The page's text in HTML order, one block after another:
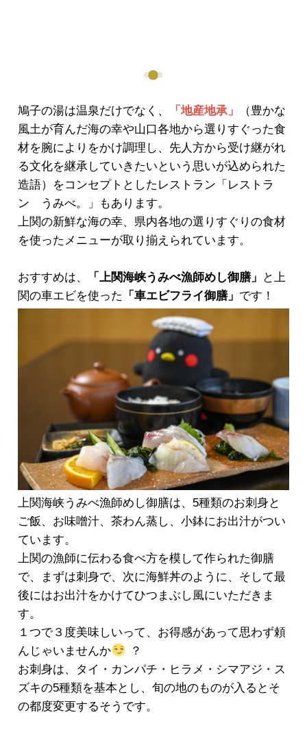
鳩子の湯は温泉だけでなく、 「地産地承」
（豊かな
風土が育んだ海の幸や山口各地から選りすぐった食
材を腕によりをかけ調理し、先人方から受け継がれ
る文化を継承していきたいという思いが込められた
造語）をコンセプトとしたレストラン「レストラ
ン うみべ。」もあります。
上関の新鮮な海の幸、県内各地の選りすぐりの食材
を使ったメニューが取り揃えられています。
おすすめは、 「上関海峡うみべ漁師めし御膳」
と上
関の車エビを使った 「車エビフライ御膳」 です！
上関海峡うみべ漁師めし御膳は、5種類のお刺身と
ご飯、お味噌汁、茶わん蒸し、小鉢にお出汁がつい
ています。
上関の漁師に伝わる食べ方を模して作られた御膳
で、まずは刺身で、次に海鮮丼のように、そして最
後にはお出汁をかけてひつまぶし風にいただきま
す。
１つで３度美味しいって、お得感があって思わず頼
んじゃいませんか
？
お刺身は、タイ・カンパチ・ヒラメ・シマアジ・ス
ズキの5種類を基本とし、旬の地のものが入るとそ
の都度変更するそうです。